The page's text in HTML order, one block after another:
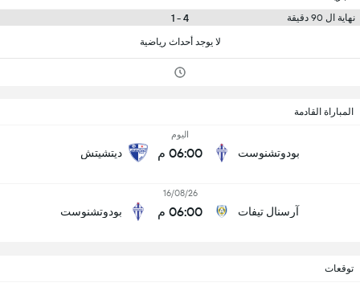
نهاية ال 90 دقيقة
4 - 1
لا يوجد أحداث رياضية
المباراة القادمة
بودوتشنوست
اليوم
06:00 م ديتشيتش
آرسنال تيفات
16/08/26
06:00 م بودوتشنوست
توقعات